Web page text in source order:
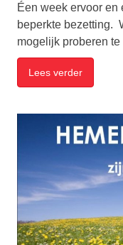
Éen week ervoor en
beperkte bezetting.
mogelijk proberen
Lees verder